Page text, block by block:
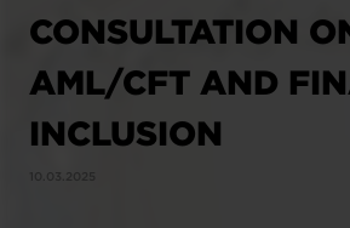
CONSULTATION
AML/CFT AND
INCLUSION